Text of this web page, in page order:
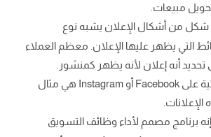
مبيعات.
شكل من أشكال الإعلان يشبه نوع
التي يظهر عليها الإعلان. معظم العملاء
تحديد أنه إعلان لأنه يظهر كمنشور.
الإعلانات الدعائية على Facebook أو Instagram هي مثال
إنه برنامج مصمم لأداء وظائف التسويق